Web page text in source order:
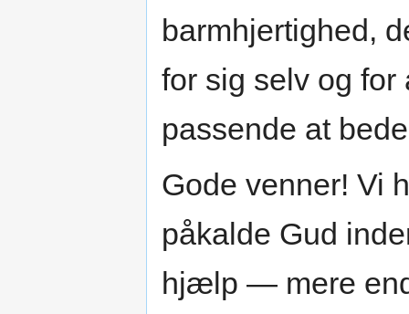
barmhjertighed,
for sig selv og for
passende at
Gode venner! Vi
påkalde Gud
hjælp — mere